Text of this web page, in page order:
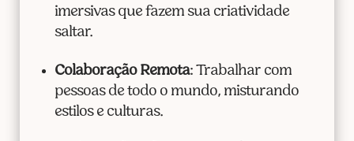
imersivas que fazem sua criatividade
saltar.
Colaboração Remota: Trabalhar com
pessoas de todo o mundo, misturando
estilos e culturas.